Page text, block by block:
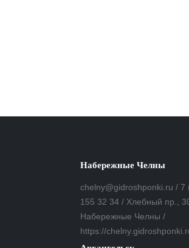
Набережные Челны
chelny@gidroshponki.ru / 7
155 32 34 / Хлебный пр.,
Набережные Челны /
https://